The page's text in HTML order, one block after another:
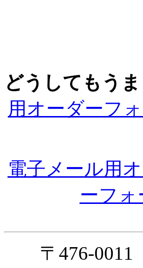
どうしてもう
用オーダーフ
電子メール用
ーフォ
〒476-